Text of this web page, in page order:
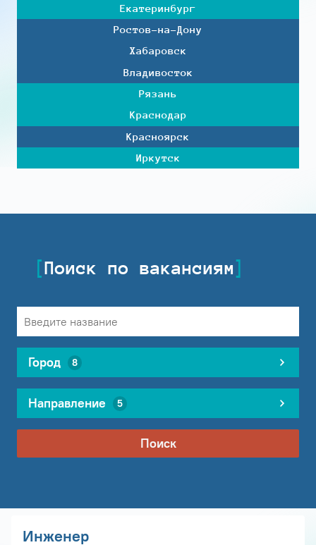
Екатеринбург
Ростов-на-Дону
Хабаровск
Владивосток
Рязань
Краснодар
Красноярск
Иркутск
Поиск по вакансиям
Город 8
Направление 5
Поиск
Инженер